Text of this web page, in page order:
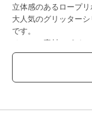
立体感のあるロープ
大人気のグリッター
です。
チュール素材でポイ
柄物のボトムスにも
ディネートでもサマ